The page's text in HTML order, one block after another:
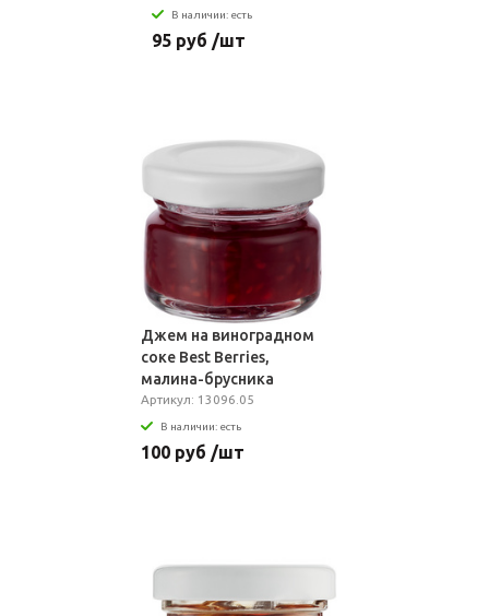
В наличии: есть
95 руб /шт
Джем на виноградном
соке Best Berries,
малина-брусника
Артикул: 13096.05
В наличии: есть
100 руб /шт